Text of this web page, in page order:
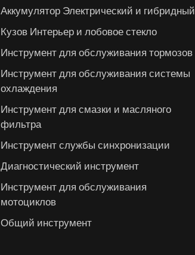
Аккумулятор Электрический и гибридный
Кузов Интерьер и лобовое стекло
Инструмент для обслуживания тормозов
Инструмент для обслуживания системы
охлаждения
Инструмент для смазки и масляного
фильтра
Инструмент службы синхронизации
Диагностический инструмент
Инструмент для обслуживания
мотоциклов
Общий инструмент